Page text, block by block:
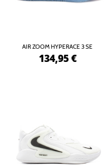
AIR ZOOM HYPERACE 3 SE
134,95 €